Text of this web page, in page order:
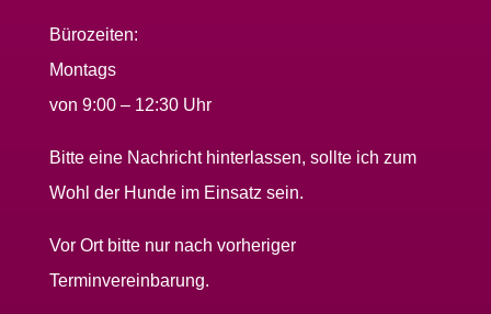
Bürozeiten:
Montags
von 9:00 – 12:30 Uhr
Bitte eine Nachricht hinterlassen, sollte ich zum
Wohl der Hunde im Einsatz sein.
Vor Ort bitte nur nach vorheriger
Terminvereinbarung.